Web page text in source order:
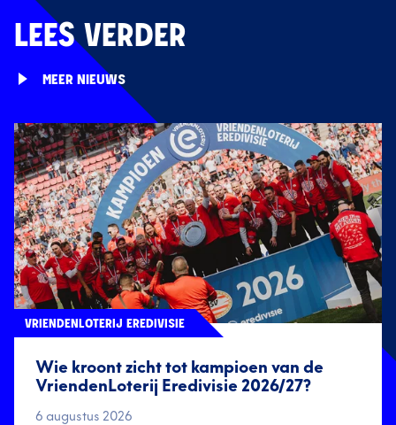
LEES VERDER
MEER NIEUWS
Wie kroont zicht tot kampioen van de
VriendenLoterij Eredivisie 2026/27?
VRIENDENLOTERIJ EREDIVISIE
6 augustus 2026